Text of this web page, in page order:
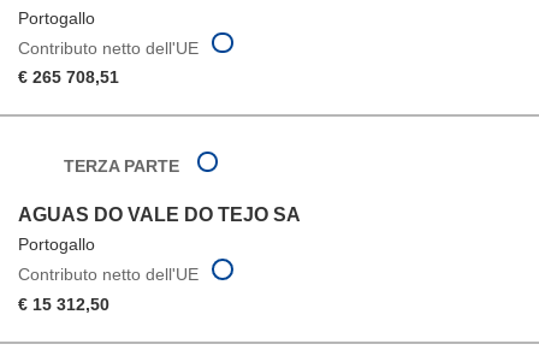
Portogallo
Contributo netto dell'UE
€ 265 708,51
TERZA PARTE
AGUAS DO VALE DO TEJO SA
Portogallo
Contributo netto dell'UE
€ 15 312,50